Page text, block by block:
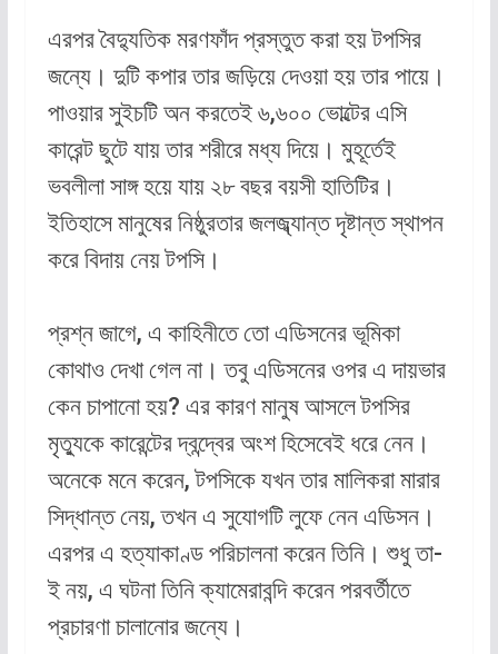
এরপর বৈদ্যুতিক মরণফাঁদ প্রস্তুত করা হয় টপসির
জন্যে। দুটি কপার তার জড়িয়ে দেওয়া হয় তার পায়ে।
পাওয়ার সুইচটি অন করতেই ৬,৬০০ ভোল্টের এসি
কারেন্ট ছুটে যায় তার শরীরে মধ্য দিয়ে। মুহূর্তেই
ভবলীলা সাঙ্গ হয়ে যায় ২৮ বছর বয়সী হাতিটির।
ইতিহাসে মানুষের নিষ্ঠুরতার জলজ্ব্যান্ত দৃষ্টান্ত স্থাপন
করে বিদায় নেয় টপসি।
প্রশ্ন জাগে, এ কাহিনীতে তো এডিসনের ভূমিকা
কোথাও দেখা গেল না। তবু এডিসনের ওপর এ দায়ভার
কেন চাপানো হয়? এর কারণ মানুষ আসলে টপসির
মৃত্যুকে কারেন্টের দ্বন্দ্বের অংশ হিসেবেই ধরে নেন।
অনেকে মনে করেন, টপসিকে যখন তার মালিকরা মারার
সিদ্ধান্ত নেয়, তখন এ সুযোগটি লুফে নেন এডিসন।
এরপর এ হত্যাকাণ্ড পরিচালনা করেন তিনি। শুধু তা-
ই নয়, এ ঘটনা তিনি ক্যামেরাবন্দি করেন পরবর্তীতে
প্রচারণা চালানোর জন্যে।